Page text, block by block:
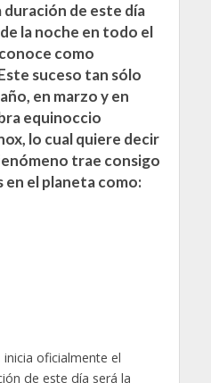
de este día
la noche en todo el
como
suceso tan sólo
en marzo y en
equinoccio
lo cual quiere decir
trae consigo
el planeta como:
oficialmente el
de este día será la